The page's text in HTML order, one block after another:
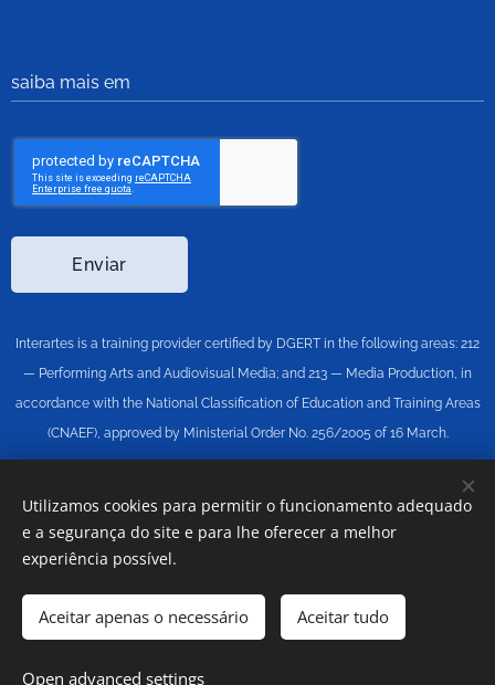
saiba mais em
Enviar
Interartes is a training provider certified by DGERT in the following areas: 212
— Performing Arts and Audiovisual Media; and 213 — Media Production, in
accordance with the National Classification of Education and Training Areas
(CNAEF), approved by Ministerial Order No. 256/2005 of 16 March.
Todos os direitos reservados © Ritmos eAplausos,Lda Cookies
Português
English
Utilizamos cookies para permitir o funcionamento adequado
e a segurança do site e para lhe oferecer a melhor
experiência possível.
Aceitar apenas o necessário Aceitar tudo
Open advanced settings